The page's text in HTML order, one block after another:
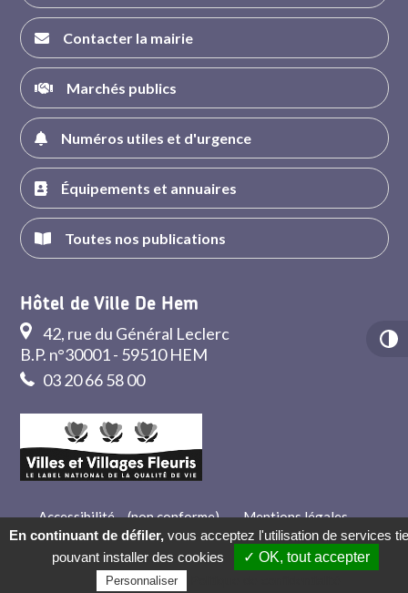
Contacter la mairie
Marchés publics
Numéros utiles et d'urgence
Équipements et annuaires
Toutes nos publications
Hôtel de Ville De Hem
42, rue du Général Leclerc
B.P. n°30001 - 59510 HEM
03 20 66 58 00
Accessibilité – (non conforme) - Mentions légales -
Crédits
- Contact
En continuant de défiler, vous acceptez l'utilisation de services
pouvant installer des cookies
✓ OK, tout accepter
Personnaliser